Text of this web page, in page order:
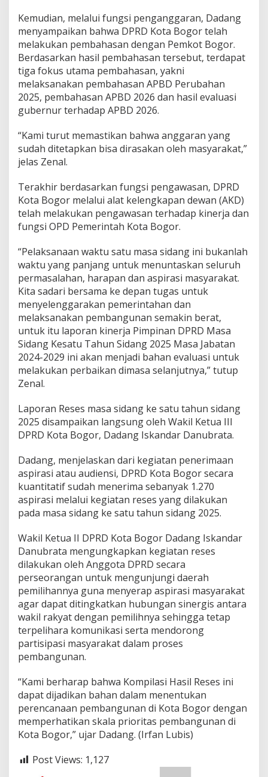
Kemudian, melalui fungsi penganggaran, Dadang
menyampaikan bahwa DPRD Kota Bogor telah
melakukan pembahasan dengan Pemkot Bogor.
Berdasarkan hasil pembahasan tersebut, terdapat
tiga fokus utama pembahasan, yakni
melaksanakan pembahasan APBD Perubahan
2025, pembahasan APBD 2026 dan hasil evaluasi
gubernur terhadap APBD 2026.
“Kami turut memastikan bahwa anggaran yang
sudah ditetapkan bisa dirasakan oleh masyarakat,”
jelas Zenal.
Terakhir berdasarkan fungsi pengawasan, DPRD
Kota Bogor melalui alat kelengkapan dewan (AKD)
telah melakukan pengawasan terhadap kinerja dan
fungsi OPD Pemerintah Kota Bogor.
“Pelaksanaan waktu satu masa sidang ini bukanlah
waktu yang panjang untuk menuntaskan seluruh
permasalahan, harapan dan aspirasi masyarakat.
Kita sadari bersama ke depan tugas untuk
menyelenggarakan pemerintahan dan
melaksanakan pembangunan semakin berat,
untuk itu laporan kinerja Pimpinan DPRD Masa
Sidang Kesatu Tahun Sidang 2025 Masa Jabatan
2024-2029 ini akan menjadi bahan evaluasi untuk
melakukan perbaikan dimasa selanjutnya,” tutup
Zenal.
Laporan Reses masa sidang ke satu tahun sidang
2025 disampaikan langsung oleh Wakil Ketua III
DPRD Kota Bogor, Dadang Iskandar Danubrata.
Dadang, menjelaskan dari kegiatan penerimaan
aspirasi atau audiensi, DPRD Kota Bogor secara
kuantitatif sudah menerima sebanyak 1.270
aspirasi melalui kegiatan reses yang dilakukan
pada masa sidang ke satu tahun sidang 2025.
Wakil Ketua II DPRD Kota Bogor Dadang Iskandar
Danubrata mengungkapkan kegiatan reses
dilakukan oleh Anggota DPRD secara
perseorangan untuk mengunjungi daerah
pemilihannya guna menyerap aspirasi masyarakat
agar dapat ditingkatkan hubungan sinergis antara
wakil rakyat dengan pemilihnya sehingga tetap
terpelihara komunikasi serta mendorong
partisipasi masyarakat dalam proses
pembangunan.
“Kami berharap bahwa Kompilasi Hasil Reses ini
dapat dijadikan bahan dalam menentukan
perencanaan pembangunan di Kota Bogor dengan
memperhatikan skala prioritas pembangunan di
Kota Bogor,” ujar Dadang. (Irfan Lubis)
Post Views: 1,127